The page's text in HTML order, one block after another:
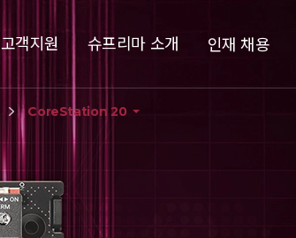
고객지원 슈프리마 소개 인재 채용
CoreStation 20